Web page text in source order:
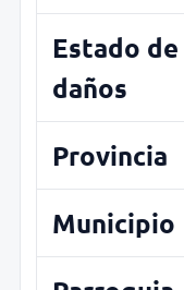
Estado de
daños
Provincia
Municipio